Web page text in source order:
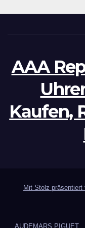
AAA
Kaufen,
Mit Stolz präsentiert
AUDEMARS PIGUET